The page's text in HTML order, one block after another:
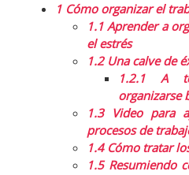
1 Cómo organizar el
1.1 Aprender a
el estrés
1.2Una calve de
1.2.1 A
organizarse
1.3Video para
procesos de
1.4Cómo tratar
1.5Resumiendo